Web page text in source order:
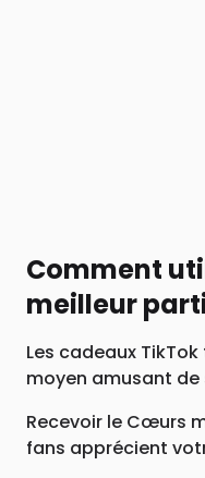
Comment
meilleur
Les cadeaux
moyen amusant de
Recevoir le Cœurs
fans apprécient